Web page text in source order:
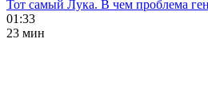
Тот самый Лука. В чем проблема
01:33
23 мин